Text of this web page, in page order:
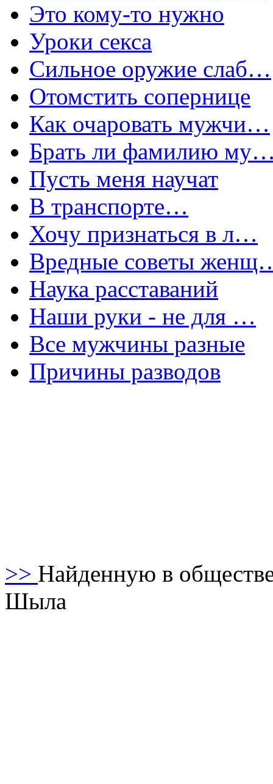
Это кому-то нужно
Уроки секса
Сильное оружие слаб…
Отомстить сопернице
Как очаровать мужчи…
Брать ли фамилию
Пусть меня научат
В транспорте…
Хочу признаться в л…
Вредные советы
Наука расставаний
Наши руки - не для …
Все мужчины разные
Причины разводов
>> Найденную в
Шыла